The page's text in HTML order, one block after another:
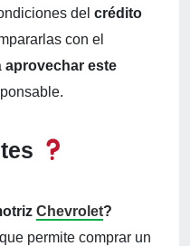
del crédito
con el
aprovechar este
Chevrolet?
permite comprar un